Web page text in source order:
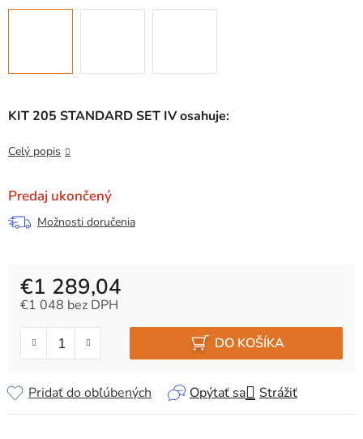
KIT 205 STANDARD SET IV osahuje:
Celý popis
Predaj ukončený
Možnosti doručenia
€1 289,04
€1 048 bez DPH
DO KOŠÍKA
Opýtať sa Strážiť
Pridať do obľúbených